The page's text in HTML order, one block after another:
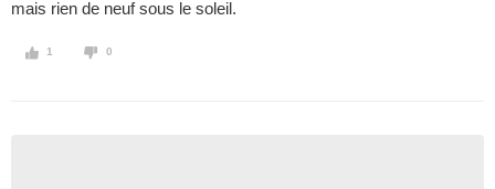
mais rien de neuf sous le soleil.
1 0